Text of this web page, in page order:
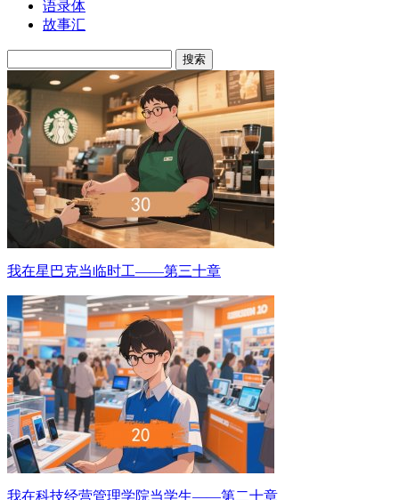
语录体
故事汇
搜索
我在星巴克当临时工——第三十章
我在科技经营管理学院当学生——第二十章